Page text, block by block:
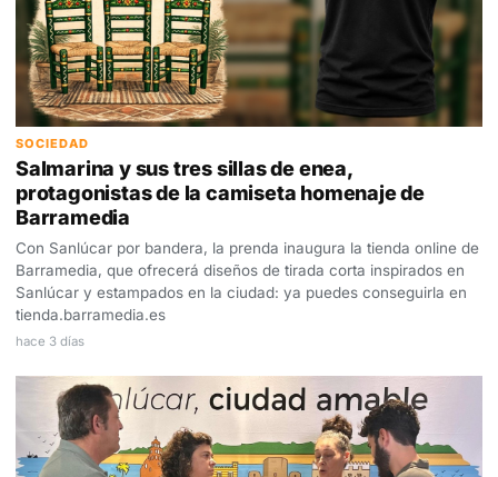
SOCIEDAD
Salmarina y sus tres sillas de enea,
protagonistas de la camiseta homenaje de
Barramedia
Con Sanlúcar por bandera, la prenda inaugura la tienda online de
Barramedia, que ofrecerá diseños de tirada corta inspirados en
Sanlúcar y estampados en la ciudad: ya puedes conseguirla en
tienda.barramedia.es
hace 3 días